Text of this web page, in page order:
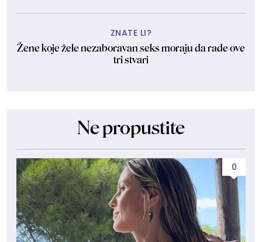
ZNATE LI?
Žene koje žele nezaboravan seks moraju da rade ove
tri stvari
Ne propustite
0